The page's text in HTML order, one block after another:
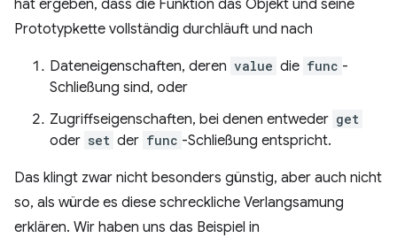
hat ergeben, dass die Funktion das Objekt und seine
Prototypkette vollständig durchläuft und nach
Dateneigenschaften, deren value die func -
Schließung sind, oder
Zugriffseigenschaften, bei denen entweder get
oder set der func -Schließung entspricht.
Das klingt zwar nicht besonders günstig, aber auch nicht
so, als würde es diese schreckliche Verlangsamung
erklären. Wir haben uns das Beispiel in